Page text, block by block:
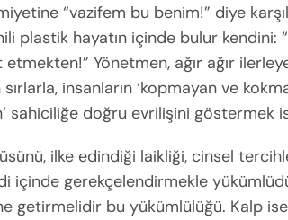
“vazifem bu benim!” diye
plastik hayatın içinde bulur kendini:
etmekten!” Yönetmen, ağır ağır
insanların ‘kopmayan ve
sahiciliğe doğru evrilişini göstermek
ilke edindiği laikliği, cinsel
içinde gerekçelendirmekle
getirmelidir bu yükümlülüğü. Kalp